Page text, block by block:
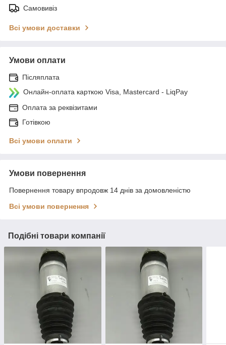
Самовивіз
Всі умови доставки
Умови оплати
Післяплата
Онлайн-оплата карткою Visa, Mastercard - LiqPay
Оплата за реквізитами
Готівкою
Всі умови оплати
Умови повернення
Повернення товару впродовж 14 днів за домовленістю
Всі умови повернення
Подібні товари компанії